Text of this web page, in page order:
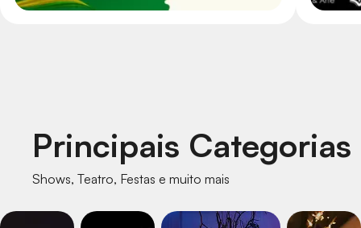
Principais Categorias
Shows, Teatro, Festas e muito mais